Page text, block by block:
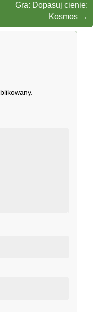
Gra: Dopasuj cienie:
Kosmos →